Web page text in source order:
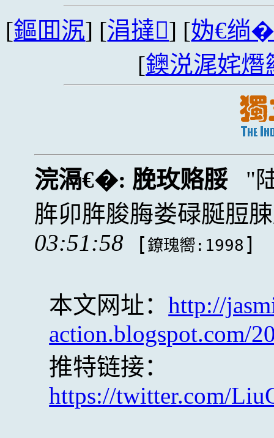
[鏂囬泦] [涓撻] [妫€绱
[鐭涚浘姹熸
浣滆€�: 脕玫赂脮
脌卯脌脧脢娄碌脠脰
03:51:58
[鐐瑰嚮:1998 ]
本文网址：http://
action.blogspot.com/
推特链接：
https://twitter.com/